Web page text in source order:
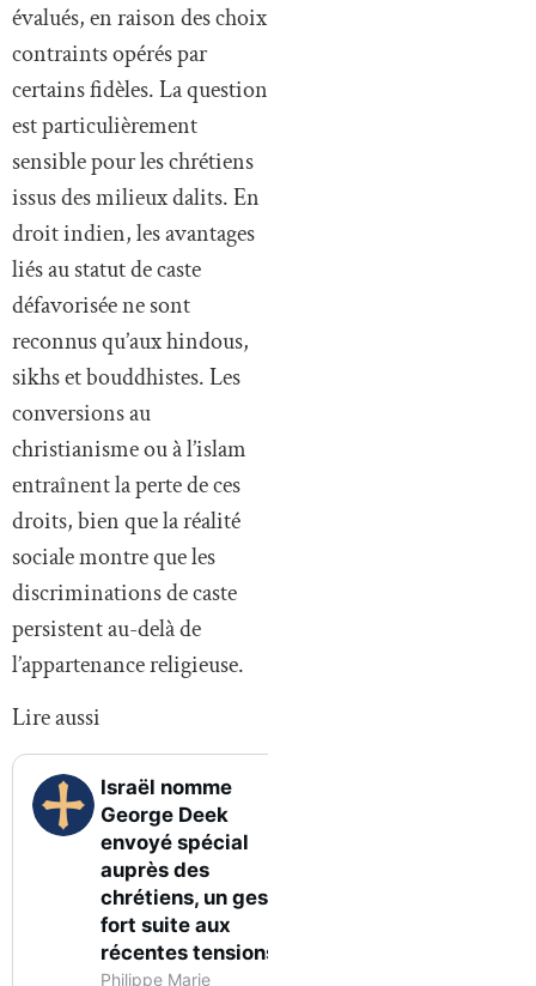
évalués, en raison des choix
contraints opérés par
certains fidèles. La question
est particulièrement
sensible pour les chrétiens
issus des milieux dalits. En
droit indien, les avantages
liés au statut de caste
défavorisée ne sont
reconnus qu’aux hindous,
sikhs et bouddhistes. Les
conversions au
christianisme ou à l’islam
entraînent la perte de ces
droits, bien que la réalité
sociale montre que les
discriminations de caste
persistent au-delà de
l’appartenance religieuse.
Lire aussi